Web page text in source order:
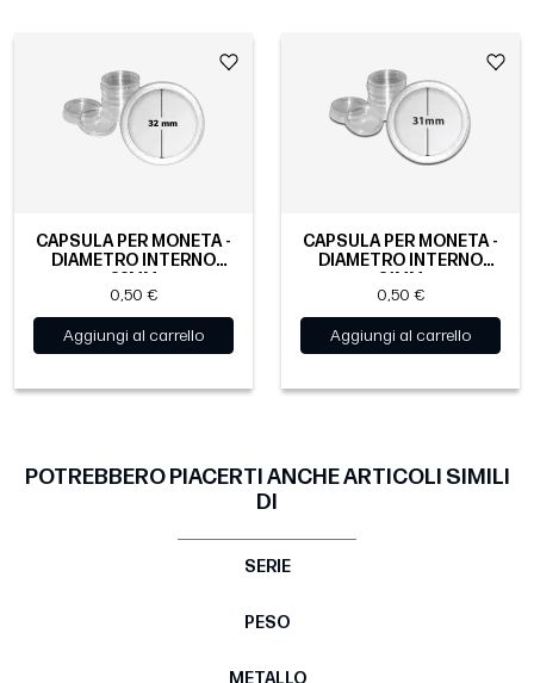
CAPSULA PER MONETA -
DIAMETRO INTERNO
32MM
0,50 €
Aggiungi al carrello
CAPSULA PER MONETA -
DIAMETRO INTERNO
31MM
0,50 €
Aggiungi al carrello
POTREBBERO PIACERTI ANCHE ARTICOLI SIMILI
DI
SERIE
PESO
METALLO